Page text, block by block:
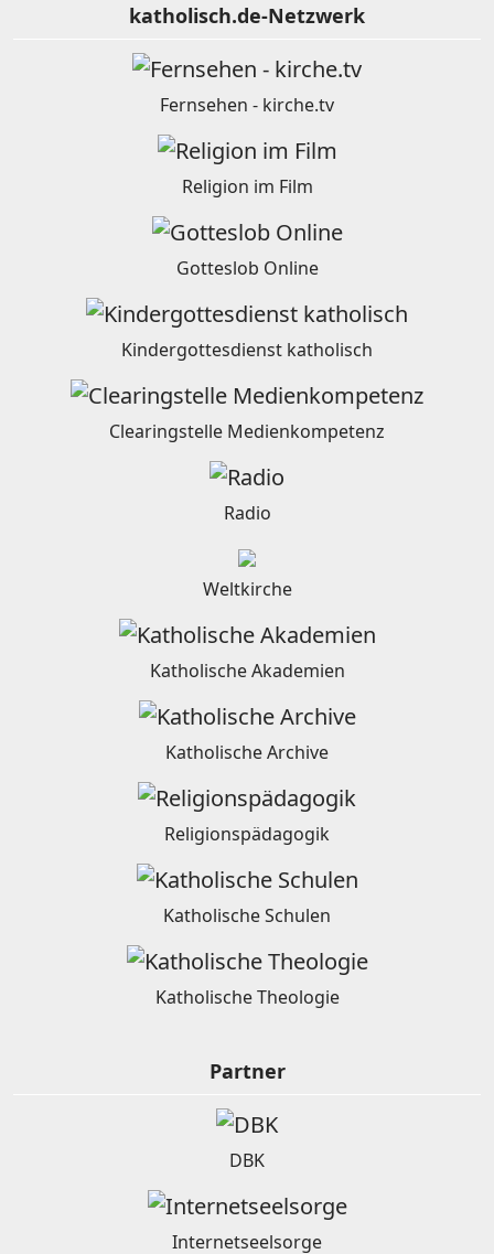
katholisch.de-Netzwerk
Fernsehen - kirche.tv
Religion im Film
Gotteslob Online
Kindergottesdienst katholisch
Clearingstelle Medienkompetenz
Radio
Weltkirche
Katholische Akademien
Katholische Archive
Religionspädagogik
Katholische Schulen
Katholische Theologie
Partner
DBK
Internetseelsorge